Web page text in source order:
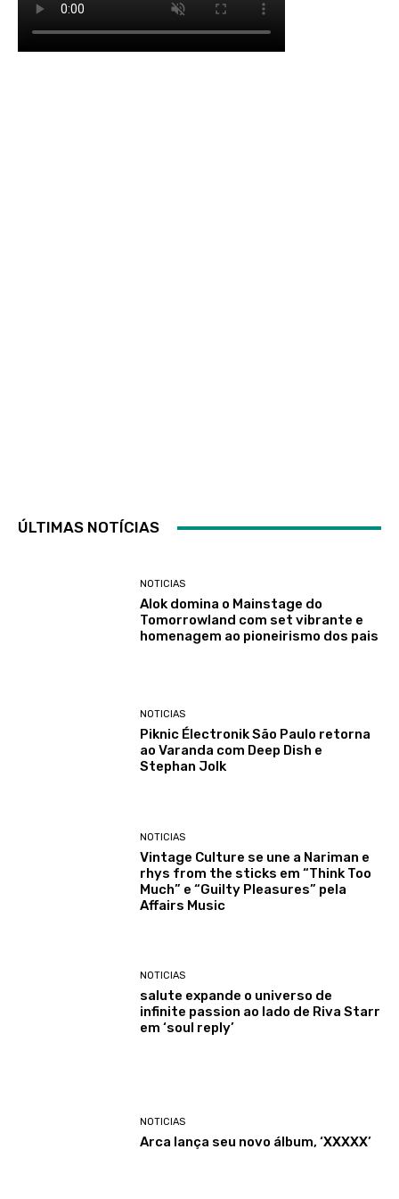
ÚLTIMAS NOTÍCIAS
NOTICIAS
Alok domina o Mainstage do
Tomorrowland com set vibrante e
homenagem ao pioneirismo dos pais
NOTICIAS
Piknic Électronik São Paulo retorna
ao Varanda com Deep Dish e
Stephan Jolk
NOTICIAS
Vintage Culture se une a Nariman e
rhys from the sticks em “Think Too
Much” e “Guilty Pleasures” pela
Affairs Music
NOTICIAS
salute expande o universo de
infinite passion ao lado de Riva Starr
em ‘soul reply’
NOTICIAS
Arca lança seu novo álbum, ‘XXXXX’